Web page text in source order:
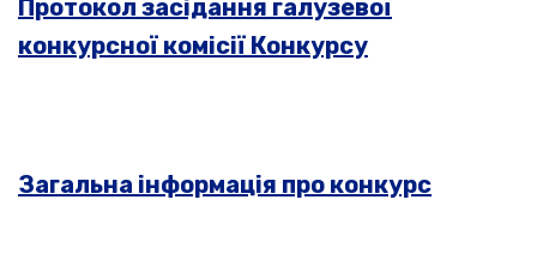
Протокол засідання галузевої
конкурсної комісії Конкурсу
Загальна інформація про конкурс